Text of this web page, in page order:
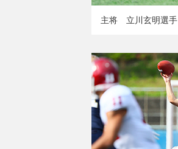
主将 立川玄明選手